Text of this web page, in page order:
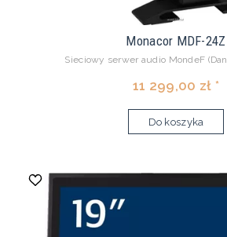
Monacor MDF-24Z
Sieciowy serwer audio MondeF
11 299,00 zł *
Do koszyka